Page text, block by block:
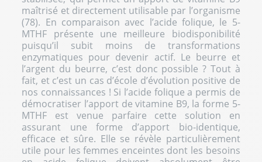
maîtrisé et directement utilisable par l’organisme
(78). En comparaison avec l’acide folique, le 5-
MTHF présente une meilleure biodisponibilité
puisqu’il subit moins de transformations
enzymatiques pour devenir actif. Le beurre et
l’argent du beurre, c’est donc possible ? Tout à
fait, et c’est un cas d’école d’évolution positive de
nos connaissances ! Si l’acide folique a permis de
démocratiser l’apport de vitamine B9, la forme 5-
MTHF est venue parfaire cette solution en
assurant une forme d’apport bio-identique,
efficace et sûre. Elle se révèle particulièrement
utile pour les femmes enceintes dont les besoins